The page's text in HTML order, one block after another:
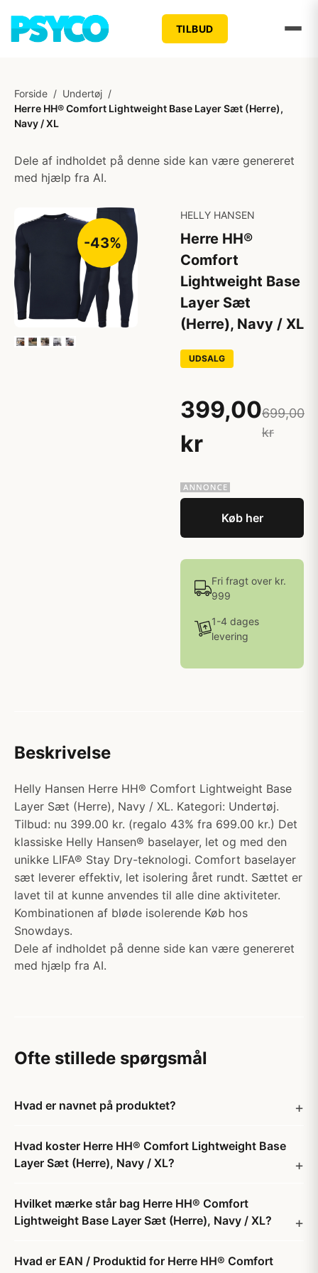
TILBUD
Forside / Undertøj /
Herre HH® Comfort Lightweight Base Layer Sæt (Herre),
Navy / XL
Dele af indholdet på denne side kan være genereret
med hjælp fra AI.
-43%
HELLY HANSEN
Herre HH®
Comfort
Lightweight Base
Layer Sæt
(Herre), Navy / XL
UDSALG
399,00
kr
699,00
kr
Køb her
Fri fragt over kr.
999
1-4 dages
levering
Beskrivelse
Helly Hansen Herre HH® Comfort Lightweight Base
Layer Sæt (Herre), Navy / XL. Kategori: Undertøj.
Tilbud: nu 399.00 kr. (regalo 43% fra 699.00 kr.) Det
klassiske Helly Hansen® baselayer, let og med den
unikke LIFA® Stay Dry-teknologi. Comfort baselayer
sæt leverer effektiv, let isolering året rundt. Sættet er
lavet til at kunne anvendes til alle dine aktiviteter.
Kombinationen af bløde isolerende Køb hos
Snowdays.
Dele af indholdet på denne side kan være genereret
med hjælp fra AI.
Ofte stillede spørgsmål
Hvad er navnet på produktet?
Hvad koster Herre HH® Comfort Lightweight Base
Layer Sæt (Herre), Navy / XL?
Hvilket mærke står bag Herre HH® Comfort
Lightweight Base Layer Sæt (Herre), Navy / XL?
Hvad er EAN / Produktid for Herre HH® Comfort